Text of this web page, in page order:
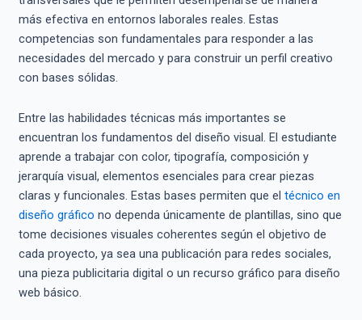
más efectiva en entornos laborales reales. Estas
competencias son fundamentales para responder a las
necesidades del mercado y para construir un perfil creativo
con bases sólidas.
Entre las habilidades técnicas más importantes se
encuentran los fundamentos del diseño visual. El estudiante
aprende a trabajar con color, tipografía, composición y
jerarquía visual, elementos esenciales para crear piezas
claras y funcionales. Estas bases permiten que el técnico en
diseño gráfico no dependa únicamente de plantillas, sino que
tome decisiones visuales coherentes según el objetivo de
cada proyecto, ya sea una publicación para redes sociales,
una pieza publicitaria digital o un recurso gráfico para diseño
web básico.